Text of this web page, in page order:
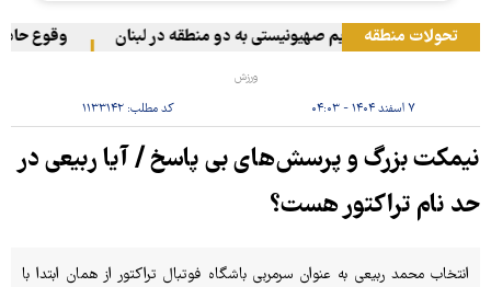
تحولات منطقهحمله رژیم صهیونیستی به دو منطقه در لبنان وقوع
ورزش
۷ اسفند ۱۴۰۴ - ۰۴:۰۳ کد مطلب: ۱۱۳۳۱۴۲
نیمکت بزرگ و پرسش‌های بی پاسخ / آیا ربیعی در
حد نام تراکتور هست؟
انتخاب محمد ربیعی به عنوان سرمربی باشگاه فوتبال تراکتور از همان ابتدا با